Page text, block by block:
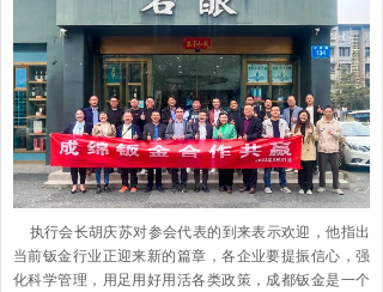
执行会长胡庆苏对参会代表的到来表示欢迎，他指出
当前钣金行业正迎来新的篇章，各企业要提振信心，强
化科学管理，用足用好用活各类政策，成都钣金是一个